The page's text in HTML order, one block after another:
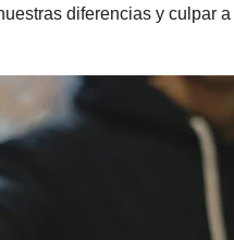
diferencias y culpar